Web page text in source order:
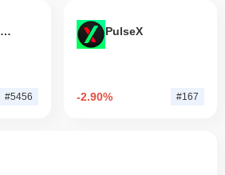
Pulsechain Bridged HEX (Pulsechain)
#5456
PulseX
-2.90% #167